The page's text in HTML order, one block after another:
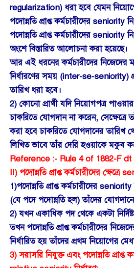
regularization) ধরা হবে যেমন
পদোন্নতি প্রাপ্ত কর্মচারীদের seniority
পদোন্নতি প্রাপ্ত কর্মচারীদের seniority
অংশে বিস্তারিত আলোচনা করা হয়েছে।
আর এই ধরনের কর্মচারীদের নিজেদের
নির্ধারণের সময় (inter-se-seniority)
তারিখ ধরা হবে।
2) কোনো প্রার্থী যদি নিয়োগপত্র
চাকরিতে যোগদান না করেন, সেক্ষেত্রে
করা হবে চাকরিতে যোগদানের তারিখ
লিখিত ভাবে তাঁর দেরি হওয়াকে মকুব
Reference :- Rule 4 of 1882-F dt
II) পদোন্নতি প্রাপ্ত কর্মচারীদের ক্ষেত্রে
1)পদোন্নতি প্রাপ্ত কর্মচারীদের
(যে পদে পদোন্নতি হল) তাঁদের
2) যখন একাধিক পদ থেকে একটা
তখন পদোন্নতি প্রাপ্ত কর্মচারীদের
নির্ধারিত হয় তাঁদের প্রথম নিয়োগের
3) সরাসরি নিযুক্ত এবং পদোন্নতি প্রাপ্ত